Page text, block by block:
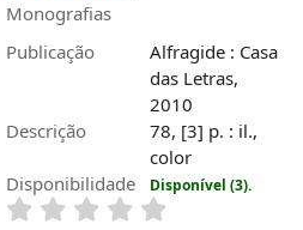
Monografias
Publicação
Alfragide : Casa
das Letras,
2010
Descrição
78, [3] p. : il.,
color
Disponibilidade
Disponível (3).